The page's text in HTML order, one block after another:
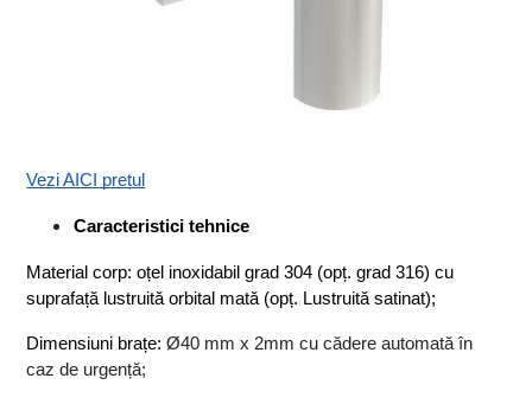
Vezi AICI prețul
Caracteristici tehnice
Material corp: oțel inoxidabil grad 304 (opț. grad 316) cu
suprafață lustruită orbital mată (opț. Lustruită satinat);
Dimensiuni brațe: Ø40 mm x 2mm cu cădere automată în
caz de urgență;